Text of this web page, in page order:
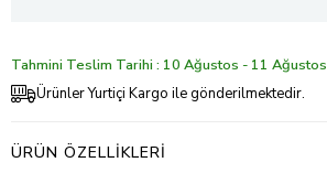
Tahmini Teslim Tarihi : 10 Ağustos - 11 Ağustos
Ürünler Yurtiçi Kargo ile gönderilmektedir.
ÜRÜN ÖZELLIKLERI